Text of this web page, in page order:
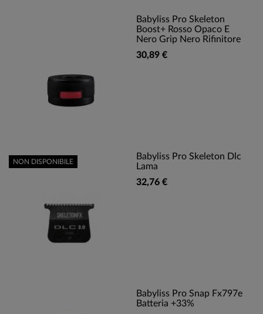
Babyliss Pro Skeleton
Boost+ Rosso Opaco E
Nero Grip Nero Rifinitore
30,89 €
Babyliss Pro Skeleton Dlc
Lama
32,76 €
NON DISPONIBILE
Babyliss Pro Snap Fx797e
Batteria +33%